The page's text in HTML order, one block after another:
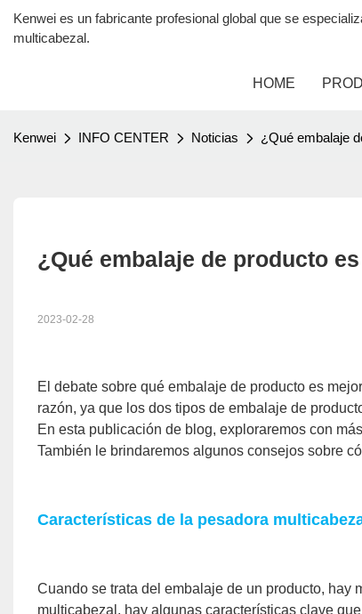
Kenwei es un fabricante profesional global que se
multicabezal.
HOME
Kenwei INFO CENTER Noticias ¿Qué embalaje
¿Qué embalaje de producto
2023-02-28
El debate sobre qué embalaje de producto es
razón, ya que los dos tipos de embalaje de
En esta publicación de blog, exploraremos con
También le brindaremos algunos consejos sobre
Características de la pesadora
Cuando se trata del embalaje de un producto, hay
multicabezal, hay algunas características clave